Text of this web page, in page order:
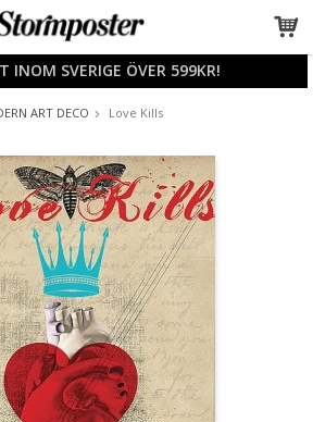
INOM SVERIGE ÖVER 599KR!
ART DECO Love Kills